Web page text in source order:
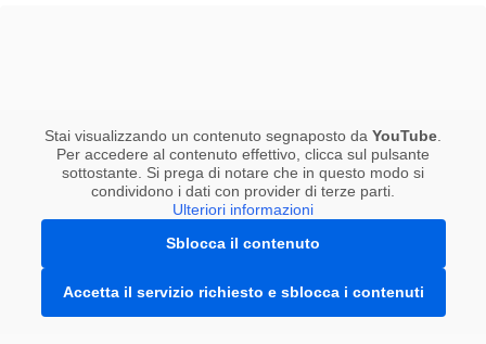
Stai visualizzando un contenuto segnaposto da YouTube
Per accedere al contenuto effettivo, clicca sul pulsante
sottostante. Si prega di notare che in questo modo si
condividono i dati con provider di terze parti.
Ulteriori informazioni
Sblocca il contenuto
Accetta il servizio richiesto e sblocca i contenuti